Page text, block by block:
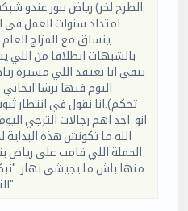
الطرح لخر).رياض بنور عندو
امتداد سنوات العمل في
ينساق مع المزاج العام
بالشبهات انطلاقا من اللي
يبقى انا نعتقد اللي مسيرة
اليوم فيها برشا
تحكم).انا نقول في انتظار
انو احد اهم رجالات الترجي
الله ما تكونش هذه
الحملة اللي قامت على رياض
منها باش ما يجيشي نهار
الترجي لم نحافظ عليه كالرجال"